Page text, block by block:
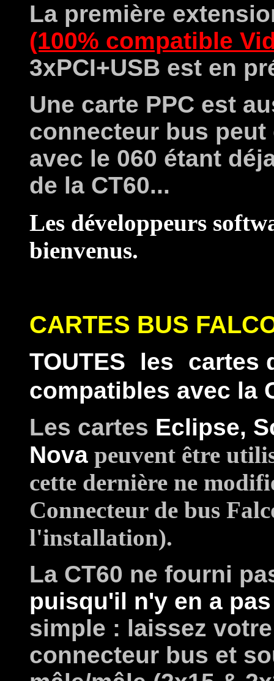
La première
(100% compatible
3xPCI+USB est en
Une carte PPC est
connecteur bus peut
avec le 060 étant
de la CT60...
Les développeurs
bienvenus.
CARTES BUS
TOUTES les
cartes
compatibles avec la
Les cartes Eclipse,
Nova peuvent être
cette dernière ne
Connecteur de bus
l'installation).
La CT60 ne fourni
puisqu'il n'y en a
simple : laissez
connecteur bus et